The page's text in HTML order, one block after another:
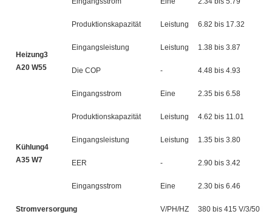
Heizung3
A20 W55
Produktionskapazität Leistung 6.82 bis 17.32
Eingangsleistung Leistung 1.38 bis 3.87
Die COP - 4.48 bis 4.93
Eingangsstrom Eine 2.35 bis 6.58
Kühlung4
A35 W7
Produktionskapazität Leistung 4.62 bis 11.01
Eingangsleistung Leistung 1.35 bis 3.80
EER - 2.90 bis 3.42
Eingangsstrom Eine 2.30 bis 6.46
Stromversorgung V/PH/HZ 380 bis 415 V/3/50